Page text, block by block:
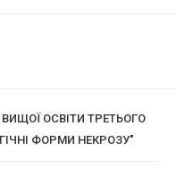
ОСВІТИ ТРЕТЬОГО
ФОРМИ НЕКРОЗУ"